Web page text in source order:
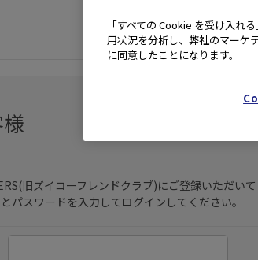
旧ズイコーフレンドクラブ)にご登録いただいて
パスワードを入力してログインしてください。
「すべての Cookie を受け入れ
用状況を分析し、弊社のマーケ
に同意したことになります。